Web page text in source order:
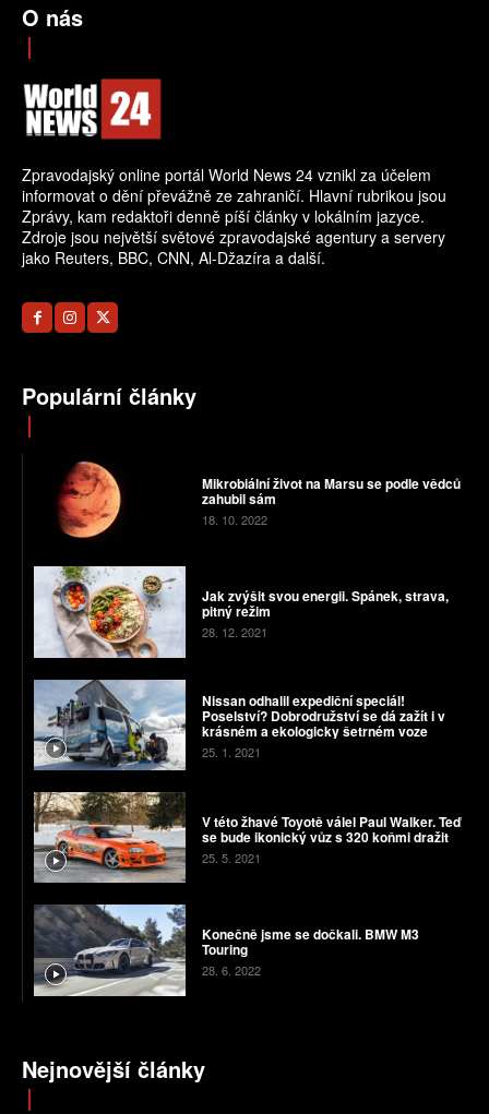
O nás
Zpravodajský online portál World News 24 vznikl za účelem
informovat o dění převážně ze zahraničí. Hlavní rubrikou jsou
Zprávy, kam redaktoři denně píší články v lokálním jazyce.
Zdroje jsou největší světové zpravodajské agentury a servery
jako Reuters, BBC, CNN, Al-Džazíra a další.
Populární články
Mikrobiální život na Marsu se podle vědců
zahubil sám
18. 10. 2022
Jak zvýšit svou energii. Spánek, strava,
pitný režim
28. 12. 2021
Nissan odhalil expediční speciál!
Poselství? Dobrodružství se dá zažít i v
krásném a ekologicky šetrném voze
25. 1. 2021
V této žhavé Toyotě válel Paul Walker. Teď
se bude ikonický vůz s 320 koňmi dražit
25. 5. 2021
Konečně jsme se dočkali. BMW M3
Touring
28. 6. 2022
Nejnovější články